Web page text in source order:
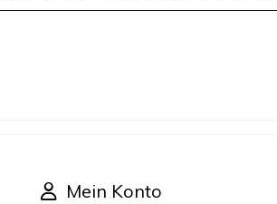
Mein Konto